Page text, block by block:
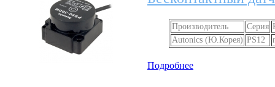
Производитель Серия
Autonics (Ю.Корея) PS12
Подробнее